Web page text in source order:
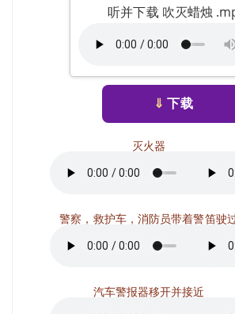
听并下载 吹灭蜡烛
⇓ 下载
灭火器
警察，救护车，消防员带着警笛驶
汽车警报器移开并接近